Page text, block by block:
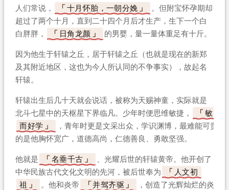
人们常说， 十月怀胎，一朝分娩
。但附宝怀孕期却
超过了两个十月，直到二十四个月后才生产，生下一个白
白胖胖，
日角龙颜 的男婴，量一量体重足有十斤。
因为他生于轩辕之丘，居于轩辕之丘（也就是现在的新郑
及其附近地区，这也为今人所认同的不争事实），故起名
轩辕。
轩辕出生后几十天就会说话，被称为天赐神童，实际就是
北斗七星中的天枢星下界临凡。少年时便思维敏捷，
敏
而好学
，青年时更是文采出众，学识渊博，最难能可贵
的是他胸怀宽广，道德高尚，仁德善良、勇敢坚强。
他就是 名垂千古
、光耀后世的轩辕黄帝。他开创了
中华民族古代文化文明的先河，被后世奉为
人文初
祖
。他和炎帝 并驾齐驱
，创造了光辉灿烂的炎